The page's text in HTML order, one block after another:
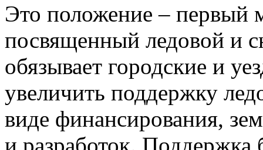
Это положение – первый
посвященный ледовой и
обязывает городские и
увеличить поддержку
виде финансирования,
и разработок. Поддержка